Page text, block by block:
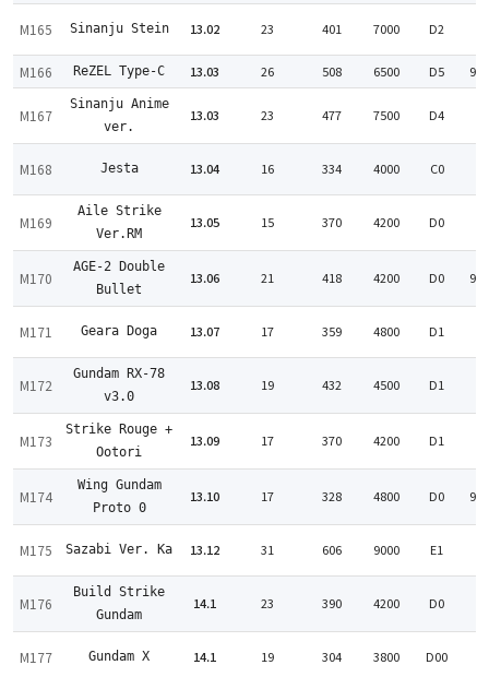
M165 Sinanju Stein 13.02 23 401 7000 D2
M166 ReZEL Type-C 13.03 26 508 6500 D5 99
M167
Sinanju Anime
ver.
13.03 23 477 7500 D4
M168 Jesta 13.04 16 334 4000 C0
M169
Aile Strike
Ver.RM
13.05 15 370 4200 D0
M170
AGE-2 Double
Bullet
13.06 21 418 4200 D0 94
M171 Geara Doga 13.07 17 359 4800 D1
M172
Gundam RX-78
v3.0
13.08 19 432 4500 D1
M173
Strike Rouge +
Ootori
13.09 17 370 4200 D1
M174
Wing Gundam
Proto 0
13.10 17 328 4800 D0 93
M175 Sazabi Ver. Ka 13.12 31 606 9000 E1
M176
Build Strike
Gundam
14.1 23 390 4200 D0
M177 Gundam X 14.1 19 304 3800 D00